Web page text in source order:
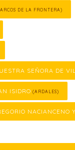
DE LA FRONTERA)
SEÑORA DE
ISIDRO (ARDALES)
NACIANCENO